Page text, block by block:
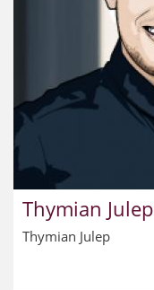
Thymian Julep
Thymian Julep